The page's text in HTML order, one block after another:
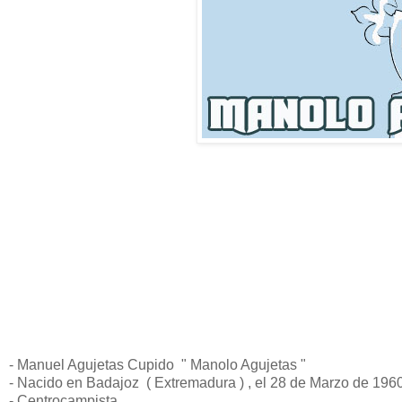
- Manuel Agujetas Cupido " Manolo Agujetas "
- Nacido en Badajoz ( Extremadura ) , el 28 de Marzo de